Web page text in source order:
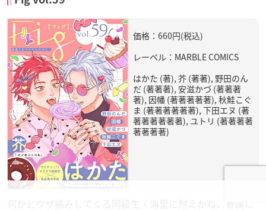
価格：660円(税込)
レーベル：MARBLE COMICS
はかた (著), 芥 (著著), 野田のん
だ (著著著), 安滋かづ (著著著
著), 因幡 (著著著著著), 秋鮭こぐ
ま (著著著著著著), 下田エヌ (著
著著著著著著), ユトリ (著著著著
著著著著)